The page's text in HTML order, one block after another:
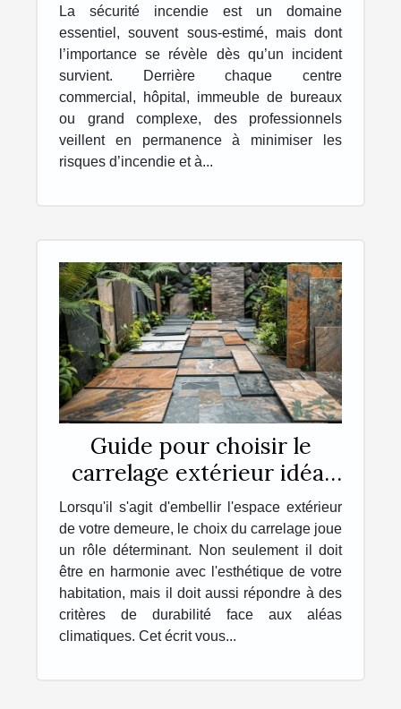
incendie ?
La sécurité incendie est un domaine
essentiel, souvent sous-estimé, mais dont
l’importance se révèle dès qu’un incident
survient. Derrière chaque centre
commercial, hôpital, immeuble de bureaux
ou grand complexe, des professionnels
veillent en permanence à minimiser les
risques d’incendie et à...
Guide pour choisir le
carrelage extérieur idéal
pour votre maison
Lorsqu'il s'agit d'embellir l'espace extérieur
de votre demeure, le choix du carrelage joue
un rôle déterminant. Non seulement il doit
être en harmonie avec l'esthétique de votre
habitation, mais il doit aussi répondre à des
critères de durabilité face aux aléas
climatiques. Cet écrit vous...